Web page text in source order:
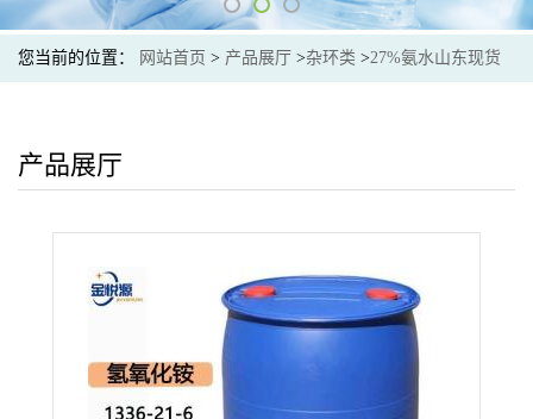
您当前的位置： 网站首页 > 产品展厅 >杂环类 >27%氨水山东现货
产品展厅